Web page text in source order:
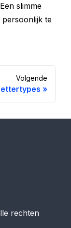
slimme
te
Volgende
»
rechten